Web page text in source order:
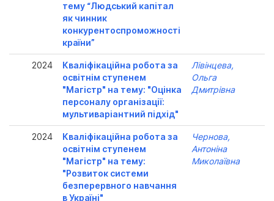
тему “Людський капітал
як чинник
конкурентоспроможності
країни”
2024
Кваліфікаційна робота за
освітнім ступенем
"Магістр" на тему: "Оцінка
персоналу організації:
мультиваріантний підхід"
Лівінцева,
Ольга
Дмитрівна
2024
Кваліфікаційна робота за
освітнім ступенем
"Магістр" на тему:
"Розвиток системи
безперервного навчання
в Україні"
Чернова,
Антоніна
Миколаївна